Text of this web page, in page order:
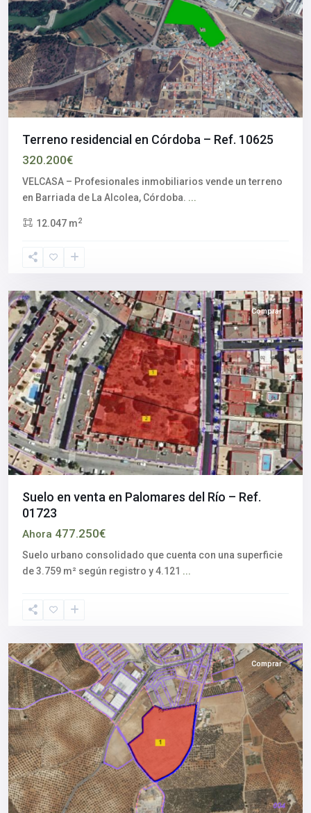
Terreno residencial en Córdoba – Ref. 10625
320.200€
VELCASA – Profesionales inmobiliarios vende un terreno
en Barriada de La Alcolea, Córdoba. ...
12.047 m2
Aljarafe,
del
Sevilla
Comprar
Suelo en venta en Palomares del Río – Ref.
01723
Ahora 477.250€
Suelo urbano consolidado que cuenta con una superficie
de 3.759 m² según registro y 4.121 ...
provincia
Comprar